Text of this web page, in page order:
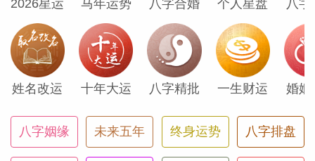
些相关调研的话，火星连同月初的摩羯座新
月，让你产出爆棚。
接下去的几周要好好休息一下，因为等到3
年来首次来到你的星座，（在它的影响下）
你会光速前进。3月6日至4月14日这段时间
2026星运 马年运势 八字合婚 个人星盘 八
姓名改运 十年大运 八字精批 一生财运 婚姻
八字姻缘 未来五年 终身运势 八字排盘